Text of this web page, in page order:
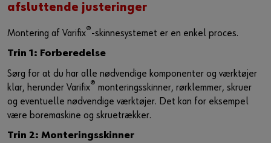
afsluttende justeringer
Montering af Varifix®-skinnesystemet er en enkel proces.
Trin 1: Forberedelse
Sørg for at du har alle nødvendige komponenter og værktøjer
klar, herunder Varifix® monteringsskinner, rørklemmer, skruer
og eventuelle nødvendige værktøjer. Det kan for eksempel
være boremaskine og skruetrækker.
Trin 2: Monteringsskinner